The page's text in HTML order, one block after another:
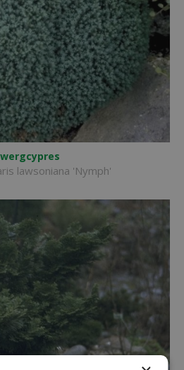
lawsoniana 'Nymph'